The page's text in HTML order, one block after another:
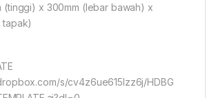
(tinggi) x 300mm (lebar bawah) x
tapak)
s/cv4z6ue615lzz6j/HDBG